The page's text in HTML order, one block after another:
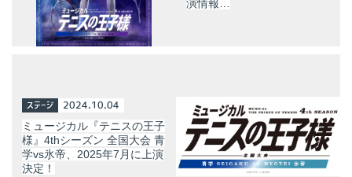
演情報…
ステージ 2024.10.04
ミュージカル『テニスの王子
様』4thシーズン 全国大会 青
学vs氷帝、2025年7月に上演
決定！